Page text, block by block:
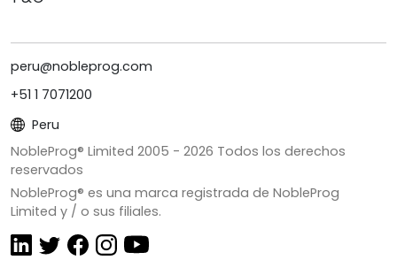
peru@nobleprog.com
+51 1 7071200
Peru
NobleProg® Limited 2005 - 2026 Todos los derechos
reservados
NobleProg® es una marca registrada de NobleProg
Limited y / o sus filiales.